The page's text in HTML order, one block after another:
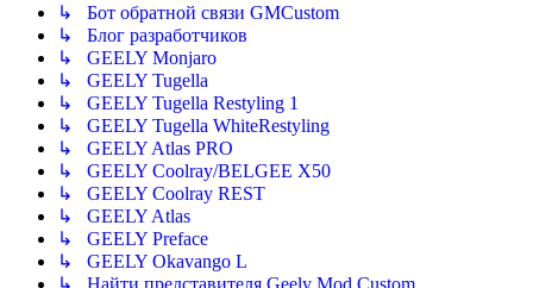
↳ Бот обратной связи GMCustom
↳ Блог разработчиков
↳ GEELY Monjaro
↳ GEELY Tugella
↳ GEELY Tugella Restyling 1
↳ GEELY Tugella WhiteRestyling
↳ GEELY Atlas PRO
↳ GEELY Coolray/BELGEE X50
↳ GEELY Coolray REST
↳ GEELY Atlas
↳ GEELY Preface
↳ GEELY Okavango L
↳ Найти представителя Geely Mod Custom